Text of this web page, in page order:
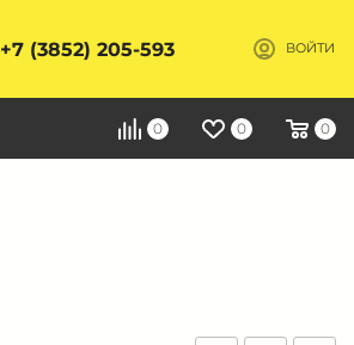
+7 (3852) 205-593 ВОЙТИ
0 0 0